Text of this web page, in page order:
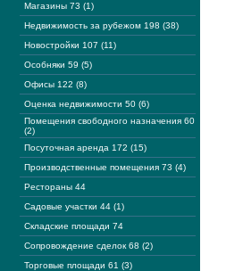
Магазины 73 (1)
Недвижимость за рубежом 198 (38)
Новостройки 107 (11)
Особняки 59 (5)
Офисы 122 (8)
Оценка недвижимости 50 (6)
Помещения свободного назначения 60
(2)
Посуточная аренда 172 (15)
Производственные помещения 73 (4)
Рестораны 44
Садовые участки 44 (1)
Складские площади 74
Сопровождение сделок 68 (2)
Торговые площади 61 (3)